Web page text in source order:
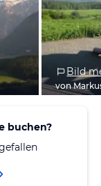
Bild
von
buchen?